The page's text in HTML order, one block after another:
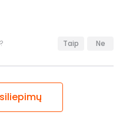
Taip Ne